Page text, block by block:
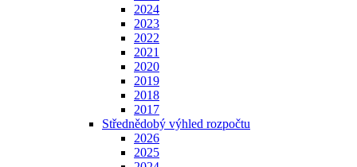
2024
2023
2022
2021
2020
2019
2018
2017
Střednědobý výhled rozpočtu
2026
2025